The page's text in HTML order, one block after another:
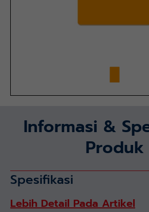
Informasi &
Produk
Spesifikasi
Lebih Detail Pada Artikel